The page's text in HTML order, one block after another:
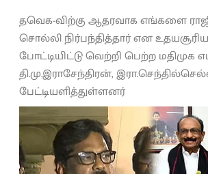
தவெக-விற்கு ஆதரவாக எங்களை
சொல்லி நிர்பந்தித்தார் என
போட்டியிட்டு வெற்றி பெற்ற மதிமுக
தி.மு.இராசேந்திரன்,
பேட்டியளித்துள்ளனர்